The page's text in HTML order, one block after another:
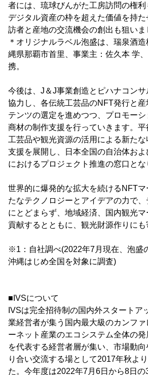
者には、琉球びんがた工房訪問の権利
デジタル資産の枠を超えた価値を持
訪者と産地の交流機会の創出も狙いま
＊オリジナルラベル泡盛は、瑞泉酒
縄県那覇市首里、事業主：佐久本 学
携。
今後は、J＆J事業創造とピハナコン
協力し、各伝統工芸品のNFT発行と
テンツの選定を進めつつ、プロモー
商材の制作支援を行っていきます。
工芸品や観光資源の活用による新た
支援を展開し、日本全国の自治体お
におけるプロジェクト推進の窓口とな
世界的に爆発的な拡大を続けるNFT
たなテクノロジーとアイデアの力で
にとどまらず、地域経済、国内観光
貢献するとともに、観光財源作りにも
※1：自社調べ(2022年7月現在、泡盛
沖縄はじめ全国を対象に調査)
■IVSについて
IVSは完全招待制の国内外スタートア
業経営者が集う国内最大級のカンフ
ーネット産業のエコシステム全体の
を代表する経営者層が集い、市場動
り合い交流する場として2017年秋よ
た。今年度は2022年7月6日から8日の